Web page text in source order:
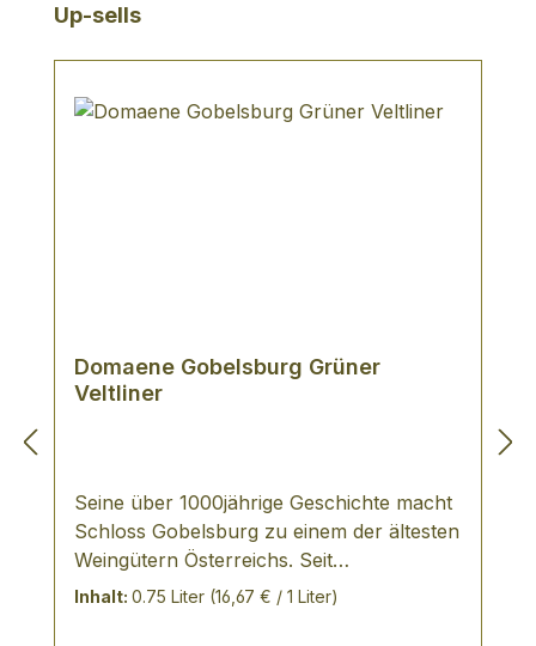
Produktgalerie überspringen
Up-sells
Domaene Gobelsburg Grüner
Veltliner
Seine über 1000jährige Geschichte macht
Schloss Gobelsburg zu einem der ältesten
Weingütern Österreichs. Seit
Jahrhunderten gehört es zum Stift Zwettl
Inhalt: 0.75 Liter (16,67 € / 1 Liter)